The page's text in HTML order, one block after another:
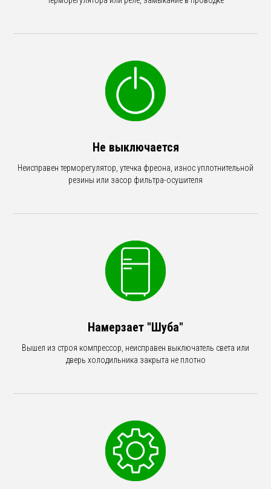
Не выключается
Неисправен терморегулятор, утечка фреона, износ уплотнительной
резины или засор фильтра-осушителя
Намерзает "Шуба"
Вышел из строя компрессор, неисправен выключатель света или
дверь холодильника закрыта не плотно